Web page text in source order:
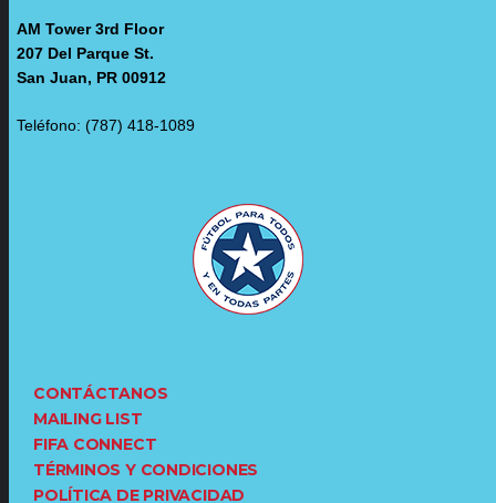
AM Tower 3rd Floor
207 Del Parque St.
San Juan, PR 00912
Teléfono: (787) 418-1089
CONTÁCTANOS
MAILING LIST
FIFA CONNECT
TÉRMINOS Y CONDICIONES
POLÍTICA DE PRIVACIDAD